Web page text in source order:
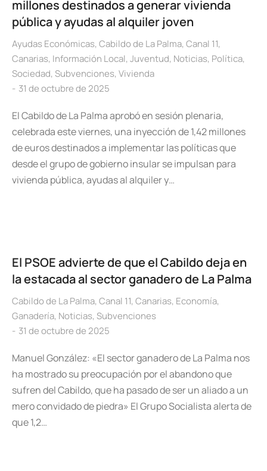
millones destinados a generar vivienda
pública y ayudas al alquiler joven
Ayudas Económicas, Cabildo de La Palma, Canal 11,
Canarias, Información Local, Juventud, Noticias, Política,
Sociedad, Subvenciones, Vivienda
31 de octubre de 2025
El Cabildo de La Palma aprobó en sesión plenaria,
celebrada este viernes, una inyección de 1,42 millones
de euros destinados a implementar las políticas que
desde el grupo de gobierno insular se impulsan para
vivienda pública, ayudas al alquiler y…
El PSOE advierte de que el Cabildo deja en
la estacada al sector ganadero de La Palma
Cabildo de La Palma, Canal 11, Canarias, Economía,
Ganadería, Noticias, Subvenciones
31 de octubre de 2025
Manuel González: «El sector ganadero de La Palma nos
ha mostrado su preocupación por el abandono que
sufren del Cabildo, que ha pasado de ser un aliado a un
mero convidado de piedra» El Grupo Socialista alerta de
que 1,2…